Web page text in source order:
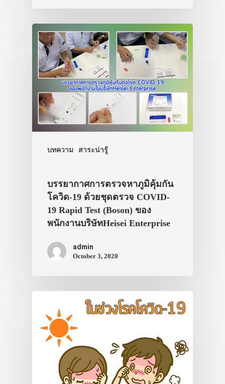
บทความ สาระน่ารู้
บรรยากาศการตรวจหาภูมิคุ้มกัน
โควิด-19 ด้วยชุดตรวจ COVID-
19 Rapid Test (Boson) ของ
พนักงานบริษัทHeisei Enterprise
admin
October 3, 2020